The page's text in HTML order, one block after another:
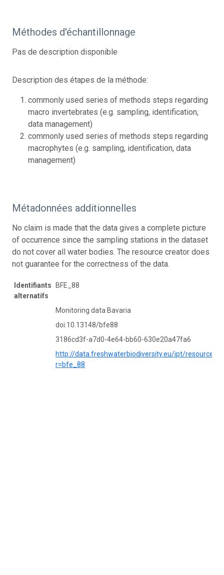
Méthodes d'échantillonnage
Pas de description disponible
Description des étapes de la méthode:
commonly used series of methods steps regarding
macro invertebrates (e.g. sampling, identification,
data management)
commonly used series of methods steps regarding
macrophytes (e.g. sampling, identification, data
management)
Métadonnées additionnelles
No claim is made that the data gives a complete picture
of occurrence since the sampling stations in the dataset
do not cover all water bodies. The resource creator does
not guarantee for the correctness of the data.
Identifiants
alternatifs
BFE_88
Monitoring data Bavaria
doi:10.13148/bfe88
3186cd3f-a7d0-4e64-bb60-630e20a47fa6
http://data.freshwaterbiodiversity.eu/ipt/resource?
r=bfe_88